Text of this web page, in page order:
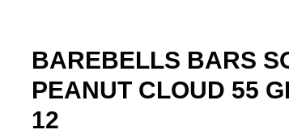
BAREBELLS BARS
PEANUT CLOUD 55
12